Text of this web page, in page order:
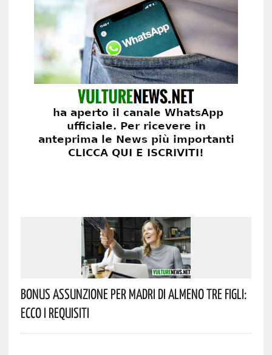
Bonus Assunzione Per Madri Di Almeno Tre Figli:
Ecco I Requisiti